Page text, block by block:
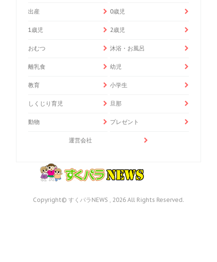
出産 0歳児
1歳児 2歳児
おむつ 沐浴・お風呂
離乳食 幼児
教育 小学生
しくじり育児 旦那
動物 プレゼント
運営会社
Copyright© すくパラNEWS , 2026 All Rights Reserved.